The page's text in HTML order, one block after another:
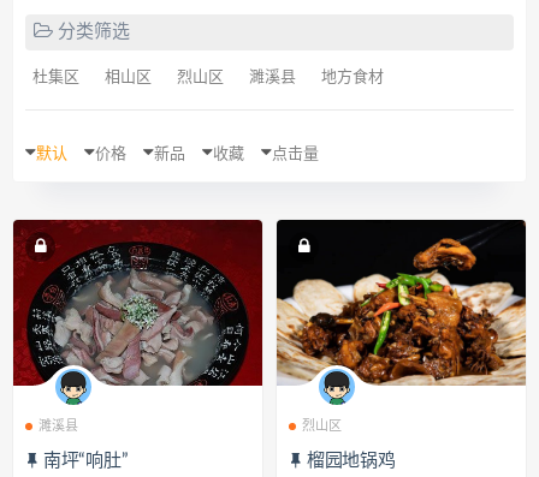
分类筛选
杜集区 相山区 烈山区 濉溪县 地方食材
默认 价格 新品 收藏 点击量
濉溪县
南坪“响肚”
烈山区
榴园地锅鸡